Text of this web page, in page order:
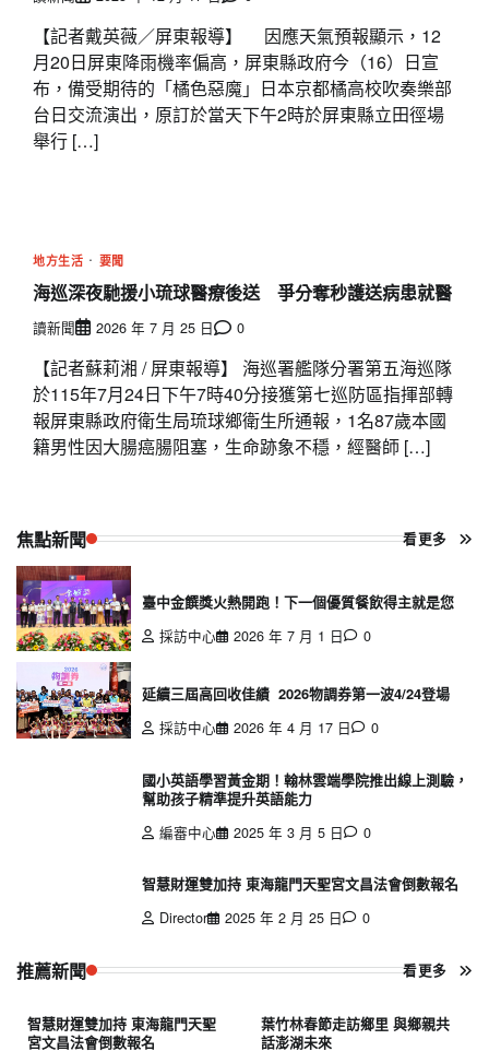
【記者戴英薇／屏東報導】 因應天氣預報顯示，12
月20日屏東降雨機率偏高，屏東縣政府今（16）日宣
布，備受期待的「橘色惡魔」日本京都橘高校吹奏樂部
台日交流演出，原訂於當天下午2時於屏東縣立田徑場
舉行 […]
地方生活 要聞
海巡深夜馳援小琉球醫療後送 爭分奪秒護送病患就醫
讀新聞 2026 年 7 月 25 日 0
【記者蘇莉湘 / 屏東報導】 海巡署艦隊分署第五海巡隊
於115年7月24日下午7時40分接獲第七巡防區指揮部轉
報屏東縣政府衛生局琉球鄉衛生所通報，1名87歲本國
籍男性因大腸癌腸阻塞，生命跡象不穩，經醫師 […]
焦點新聞 看更多
臺中金饌獎火熱開跑！下一個優質餐飲得主就是您
採訪中心
2026 年 7 月 1 日 0
延續三屆高回收佳績 2026物調券第一波4/24登場
採訪中心
2026 年 4 月 17 日 0
國小英語學習黃金期！翰林雲端學院推出線上測驗，
幫助孩子精準提升英語能力
編審中心
2025 年 3 月 5 日 0
智慧財運雙加持 東海龍門天聖宮文昌法會倒數報名
Director
2025 年 2 月 25 日 0
推薦新聞 看更多
智慧財運雙加持 東海龍門天聖
宮文昌法會倒數報名
葉竹林春節走訪鄉里 與鄉親共
話澎湖未來